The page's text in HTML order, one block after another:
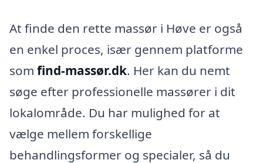
At finde den rette massør i Høve er også
en enkel proces, især gennem platforme
som find-massør.dk. Her kan du nemt
søge efter professionelle massører i dit
lokalområde. Du har mulighed for at
vælge mellem forskellige
behandlingsformer og specialer, så du